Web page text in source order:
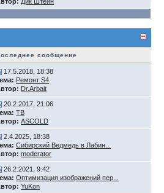
сообщение
17.5.2018, 18:38
Ремонт S4
Dr.Arbait
20.2.2017, 21:06
ТВ
ASCOLD
2.4.2025, 18:38
Сибирский Ведмедь в Лабин...
moderator
26.2.2021, 9:42
Оптимизация изображений пер...
YuKon